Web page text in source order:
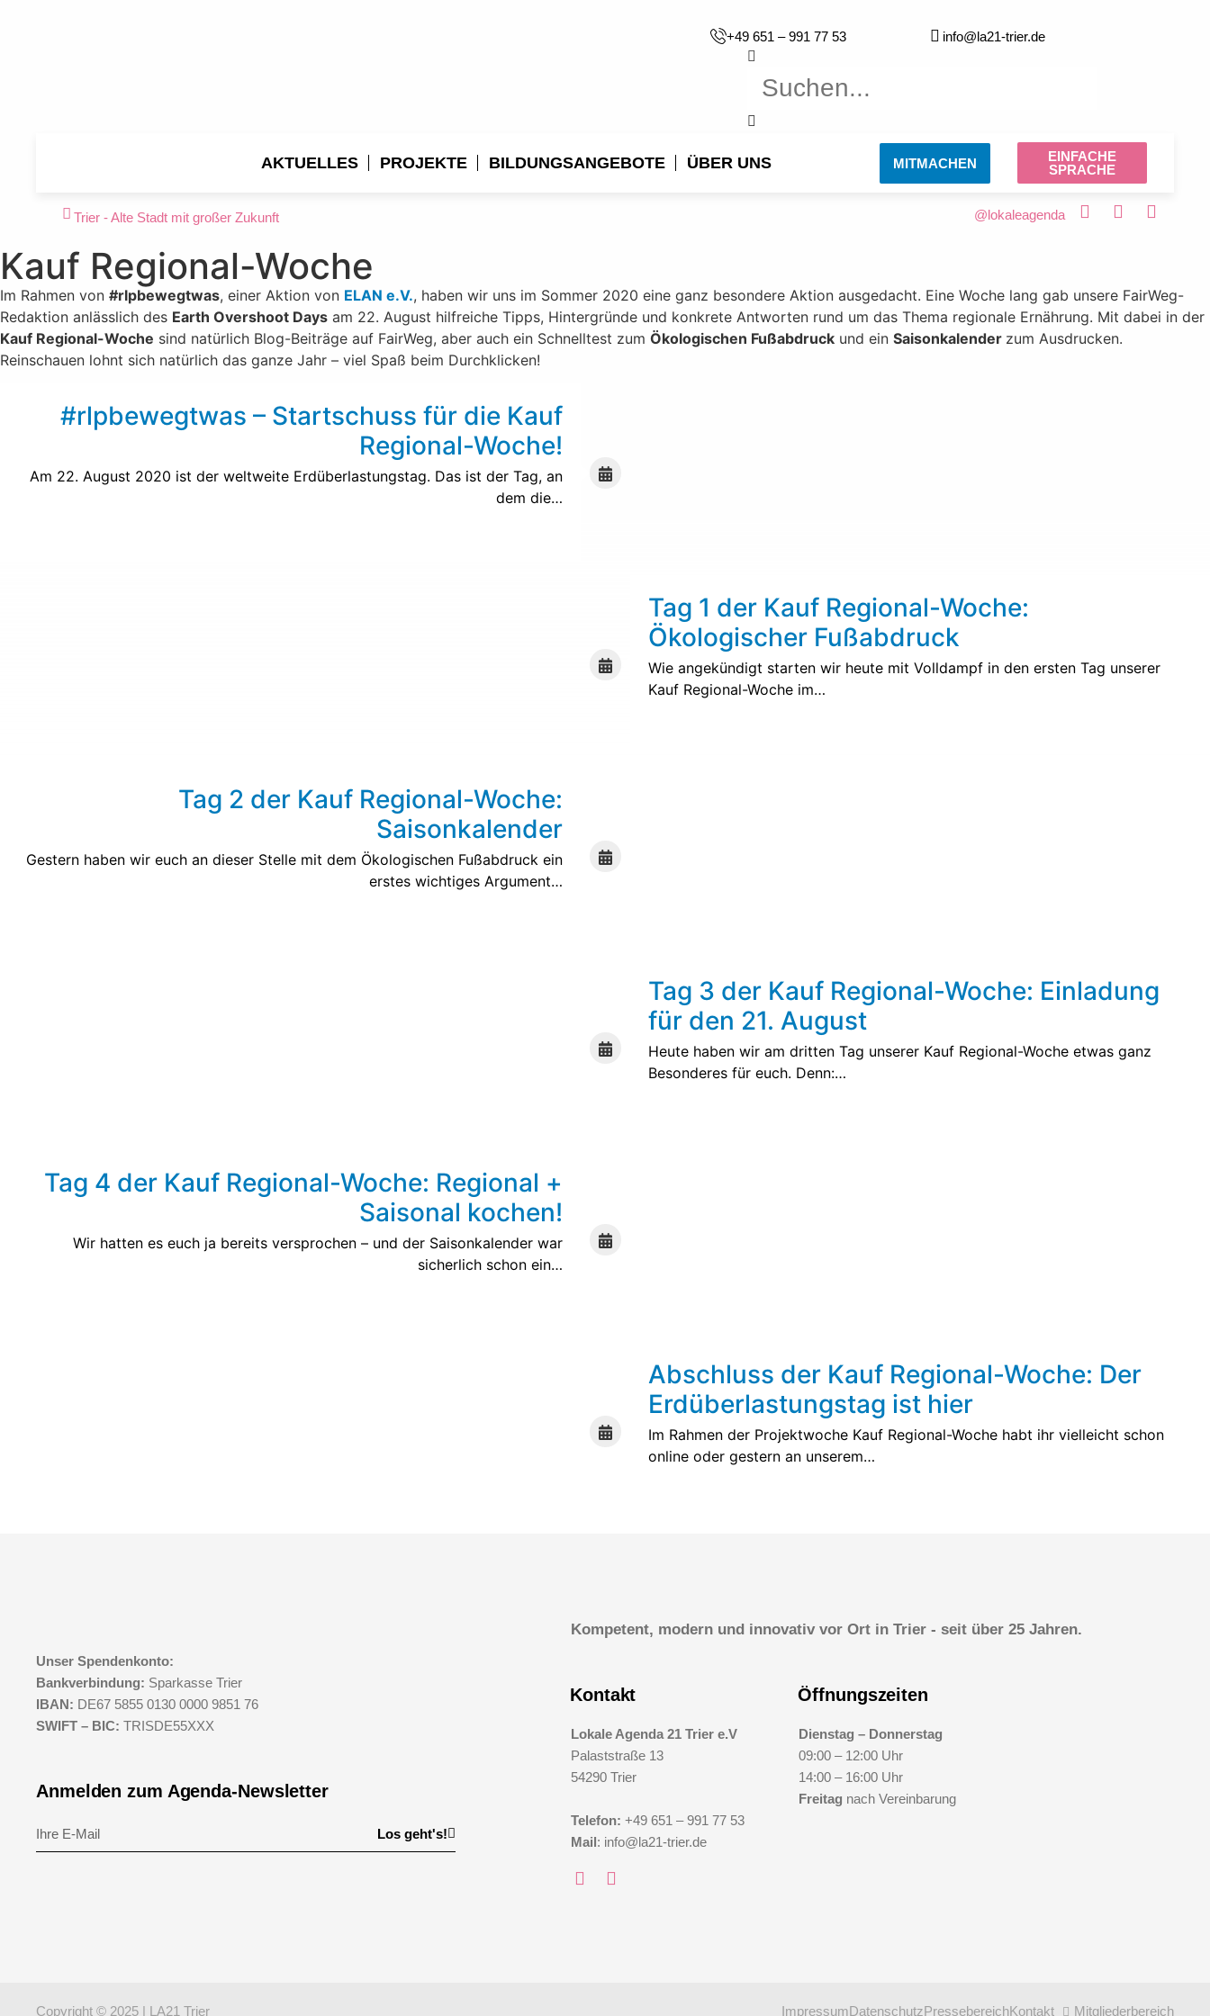
+49 651 – 991 77 53 info@la21-trier.de
AKTUELLES PROJEKTE BILDUNGSANGEBOTE ÜBER UNS MITMACHEN
EINFACHE
SPRACHE
Trier - Alte Stadt mit großer Zukunft @lokaleagenda
Kauf Regional-Woche
Im Rahmen von #rlpbewegtwas, einer Aktion von ELAN e.V., haben wir uns im Sommer 2020 eine ganz besondere Aktion ausgedacht. Eine Woche lang gab unsere FairWeg-
Redaktion anlässlich des Earth Overshoot Days am 22. August hilfreiche Tipps, Hintergründe und konkrete Antworten rund um das Thema regionale Ernährung. Mit dabei in der
Kauf Regional-Woche sind natürlich Blog-Beiträge auf FairWeg, aber auch ein Schnelltest zum Ökologischen Fußabdruck und ein Saisonkalender zum Ausdrucken.
Reinschauen lohnt sich natürlich das ganze Jahr – viel Spaß beim Durchklicken!
#rlpbewegtwas – Startschuss für die Kauf
Regional-Woche!
Am 22. August 2020 ist der weltweite Erdüberlastungstag. Das ist der Tag, an
dem die…
Tag 1 der Kauf Regional-Woche:
Ökologischer Fußabdruck
Wie angekündigt starten wir heute mit Volldampf in den ersten Tag unserer
Kauf Regional-Woche im…
Tag 2 der Kauf Regional-Woche:
Saisonkalender
Gestern haben wir euch an dieser Stelle mit dem Ökologischen Fußabdruck ein
erstes wichtiges Argument…
Tag 3 der Kauf Regional-Woche: Einladung
für den 21. August
Heute haben wir am dritten Tag unserer Kauf Regional-Woche etwas ganz
Besonderes für euch. Denn:…
Tag 4 der Kauf Regional-Woche: Regional +
Saisonal kochen!
Wir hatten es euch ja bereits versprochen – und der Saisonkalender war
sicherlich schon ein…
Abschluss der Kauf Regional-Woche: Der
Erdüberlastungstag ist hier
Im Rahmen der Projektwoche Kauf Regional-Woche habt ihr vielleicht schon
online oder gestern an unserem…
Unser Spendenkonto:
Bankverbindung: Sparkasse Trier
IBAN: DE67 5855 0130 0000 9851 76
SWIFT – BIC: TRISDE55XXX
Anmelden zum Agenda-Newsletter
Los geht's!
Kompetent, modern und innovativ vor Ort in Trier - seit über 25 Jahren.
Kontakt
Lokale Agenda 21 Trier e.V
Palaststraße 13
54290 Trier
Telefon: +49 651 – 991 77 53
Mail: info@la21-trier.de
Öffnungszeiten
Dienstag – Donnerstag
09:00 – 12:00 Uhr
14:00 – 16:00 Uhr
Freitag nach Vereinbarung
Copyright © 2025 | LA21 Trier ImpressumDatenschutzPressebereichKontakt Mitgliederbereich